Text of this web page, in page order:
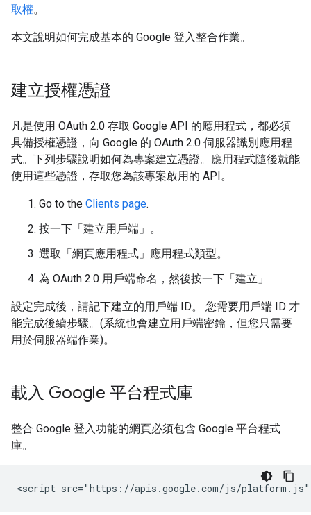
取權。
本文說明如何完成基本的 Google 登入整合作業。
建立授權憑證
凡是使用 OAuth 2.0 存取 Google API 的應用程式，都必須
具備授權憑證，向 Google 的 OAuth 2.0 伺服器識別應用程
式。下列步驟說明如何為專案建立憑證。應用程式隨後就能
使用這些憑證，存取您為該專案啟用的 API。
Go to the Clients page.
按一下「建立用戶端」 。
選取「網頁應用程式」 應用程式類型。
為 OAuth 2.0 用戶端命名，然後按一下「建立」
設定完成後，請記下建立的用戶端 ID。 您需要用戶端 ID 才
能完成後續步驟。(系統也會建立用戶端密鑰，但您只需要
用於伺服器端作業)。
載入 Google 平台程式庫
整合 Google 登入功能的網頁必須包含 Google 平台程式
庫。